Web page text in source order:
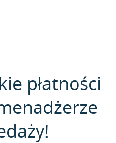
płatności